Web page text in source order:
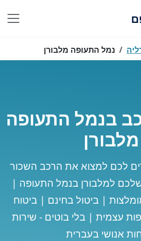
נמל התעופה מלבורן
בנמל התעופה
מלבורן
לכם למצוא את הרכב השכור
למלבורן בנמל התעופה |
| ביטול בחינם | ביטוח
עצמית | בלי בוטים - שירות
אנושי בעברית